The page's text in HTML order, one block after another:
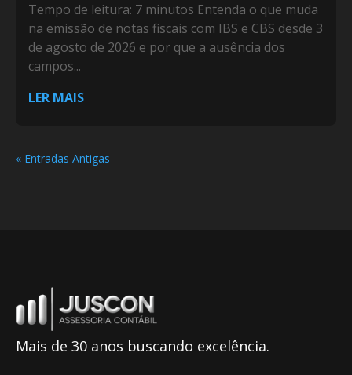
Tempo de leitura: 7 minutos Entenda o que muda
na emissão de notas fiscais com IBS e CBS desde 3
de agosto de 2026 e por que a ausência dos
campos...
LER MAIS
« Entradas Antigas
Mais de 30 anos buscando excelência.